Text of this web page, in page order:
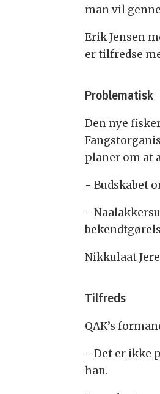
man vil
Erik Jensen
er tilfredse
Problematisk
Den nye
planer om at
- Budskabet
-
Nikkulaat
Tilfreds
QAK’s
- Det er ikke
han.